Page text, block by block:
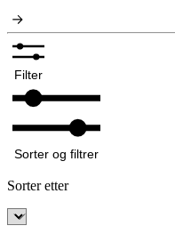
Filter
Sorter og filtrer
Sorter etter